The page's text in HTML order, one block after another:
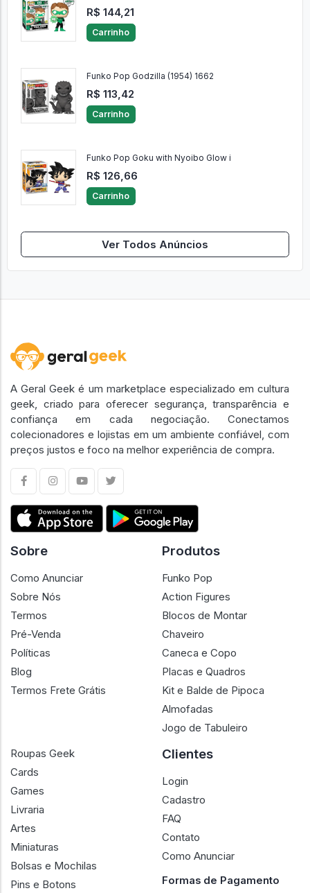
R$ 144,21
Carrinho
Funko Pop Godzilla (1954) 1662
R$ 113,42
Carrinho
Funko Pop Goku with Nyoibo Glow i
R$ 126,66
Carrinho
Ver Todos Anúncios
A Geral Geek é um marketplace especializado em cultura
geek, criado para oferecer segurança, transparência e
confiança em cada negociação. Conectamos
colecionadores e lojistas em um ambiente confiável, com
preços justos e foco na melhor experiência de compra.
Sobre
Como Anunciar
Sobre Nós
Termos
Pré-Venda
Políticas
Blog
Termos Frete Grátis
Produtos
Funko Pop
Action Figures
Blocos de Montar
Chaveiro
Caneca e Copo
Placas e Quadros
Kit e Balde de Pipoca
Almofadas
Jogo de Tabuleiro
Roupas Geek
Cards
Games
Livraria
Artes
Miniaturas
Bolsas e Mochilas
Pins e Botons
Clientes
Login
Cadastro
FAQ
Contato
Como Anunciar
Formas de Pagamento